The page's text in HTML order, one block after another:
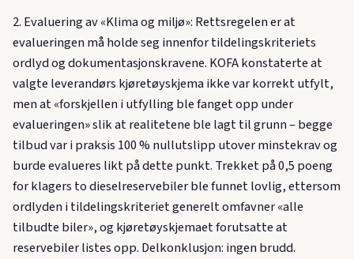
2. Evaluering av «Klima og miljø»: Rettsregelen er at
evalueringen må holde seg innenfor tildelingskriteriets
ordlyd og dokumentasjonskravene. KOFA konstaterte at
valgte leverandørs kjøretøyskjema ikke var korrekt utfylt,
men at «forskjellen i utfylling ble fanget opp under
evalueringen» slik at realitetene ble lagt til grunn – begge
tilbud var i praksis 100 % nullutslipp utover minstekrav og
burde evalueres likt på dette punkt. Trekket på 0,5 poeng
for klagers to dieselreservebiler ble funnet lovlig, ettersom
ordlyden i tildelingskriteriet generelt omfavner «alle
tilbudte biler», og kjøretøyskjemaet forutsatte at
reservebiler listes opp. Delkonklusjon: ingen brudd.